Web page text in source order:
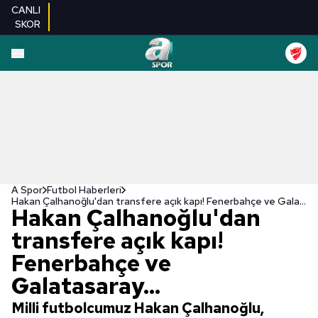
CANLI
SKOR
A Spor Futbol Haberleri
Hakan Çalhanoğlu'dan transfere açık kapı! Fenerbahçe ve Galatasaray...
Hakan Çalhanoğlu'dan
transfere açık kapı!
Fenerbahçe ve
Galatasaray...
Milli futbolcumuz Hakan Çalhanoğlu,